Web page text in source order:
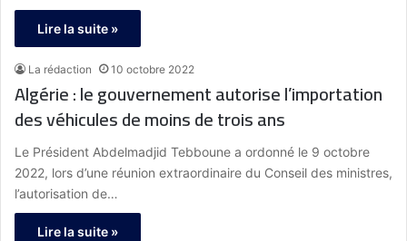
Lire la suite »
La rédaction 10 octobre 2022
Algérie : le gouvernement autorise l’importation
des véhicules de moins de trois ans
Le Président Abdelmadjid Tebboune a ordonné le 9 octobre
2022, lors d’une réunion extraordinaire du Conseil des ministres,
l’autorisation de…
Lire la suite »